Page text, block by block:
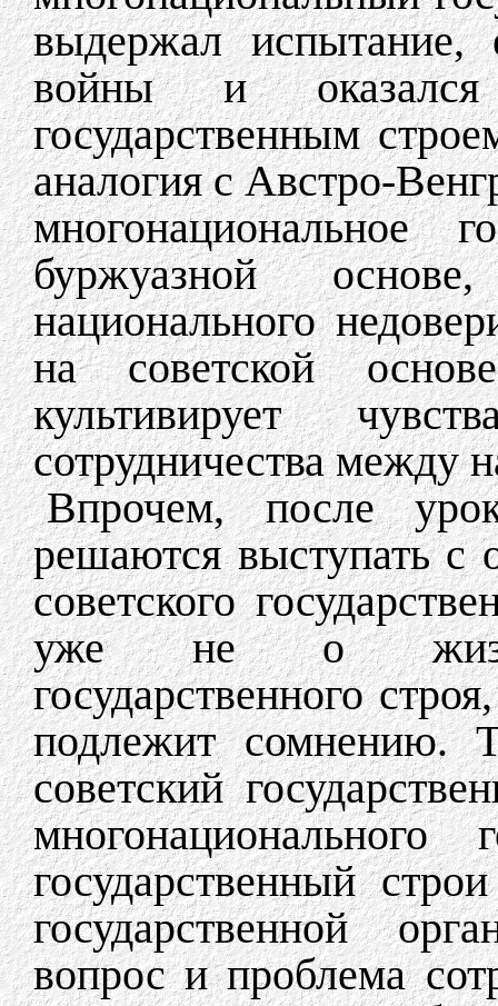
выдержал
войны и оказался
государственным
аналогия с Австро-
многонациональное
буржуазной
национального
на советской
культивирует
сотрудничества между
Впрочем, после
решаются выступать с
советского
уже не о
государственного
подлежит сомнению.
советский
многонационального
государственный
государственной
вопрос и проблема